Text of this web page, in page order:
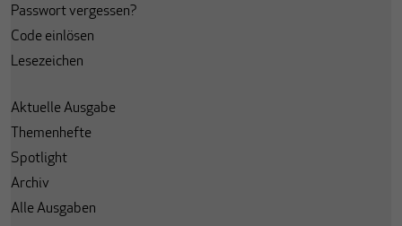
Passwort vergessen?
Code einlösen
Lesezeichen
Aktuelle Ausgabe
Themenhefte
Spotlight
Archiv
Alle Ausgaben